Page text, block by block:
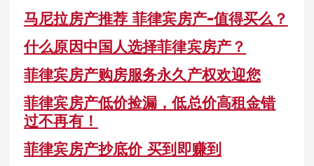
马尼拉房产推荐 菲律宾房产-值得买么？
什么原因中国人选择菲律宾房产？
菲律宾房产购房服务永久产权欢迎您
菲律宾房产低价捡漏，低总价高租金错
过不再有！
菲律宾房产抄底价 买到即赚到